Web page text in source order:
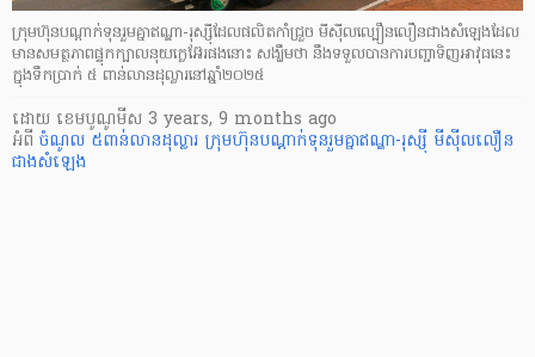
ក្រុមហ៊ុនបណ្តាក់ទុនរួមគ្នាឥណ្ឌា-រុស្ស៊ីដែលផលិតកាំជ្រួច មីស៊ីលល្បឿនលឿនជាងសំឡេងដែល
មានសមត្ថភាពផ្ទុកក្បាលនុយក្លេអ៊ែរផងនោះ សង្ឃឹមថា នឹងទទួលបានការបញ្ជាទិញអាវុធនេះ
ក្នុងទឹកប្រាក់ ៥ ពាន់លានដុល្លារនៅឆ្នាំ២០២៥
ដោយ ​ ខេមបូណូមីស 3 years, 9 months ago
អំពី ចំណូល ៥ពាន់លានដុល្លារ ក្រុមហ៊ុនបណ្តាក់ទុនរួមគ្នាឥណ្ឌា-រុស្ស៊ី មីស៊ីលលឿន
ជាងសំឡេង